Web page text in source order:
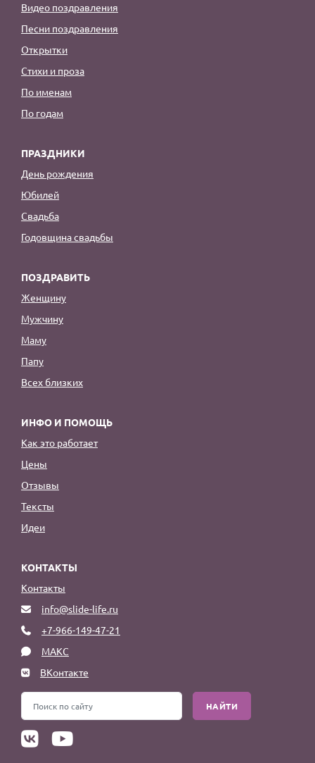
Видео поздравления
Песни поздравления
Открытки
Стихи и проза
По именам
По годам
ПРАЗДНИКИ
День рождения
Юбилей
Свадьба
Годовщина свадьбы
ПОЗДРАВИТЬ
Женщину
Мужчину
Маму
Папу
Всех близких
ИНФО И ПОМОЩЬ
Как это работает
Цены
Отзывы
Тексты
Идеи
КОНТАКТЫ
Контакты
info@slide-life.ru
+7-966-149-47-21
МАКС
ВКонтакте
НАЙТИ